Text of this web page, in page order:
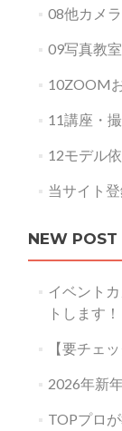
08他カメ
09写真教
10ZOOM
11講座・
12モデル
当サイト
NEW POST
イベント
トします！
【要チェ
2026年新年
TOPプロ